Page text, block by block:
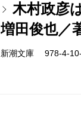
木村政彦
増田俊也／
新潮文庫 978-4-